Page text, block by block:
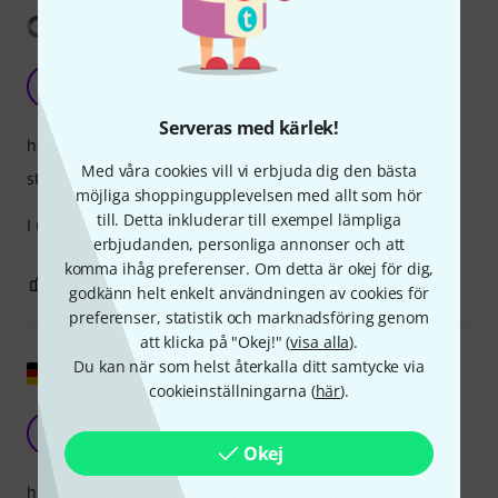
Serveras med kärlek!
Med våra cookies vill vi erbjuda dig den bästa
möjliga shoppingupplevelsen med allt som hör
till. Detta inkluderar till exempel lämpliga
erbjudanden, personliga annonser och att
komma ihåg preferenser. Om detta är okej för dig,
godkänn helt enkelt användningen av cookies för
preferenser, statistik och marknadsföring genom
att klicka på "Okej!" (visa alla).
Du kan när som helst återkalla ditt samtycke via
cookieinställningarna (här).
Okej
I use it for my mixer its sturdy and amazing
hantverkskvalitet
stabilitet
Visa original
Mycket stabil och genomtänkt utformad
noisetom 06.10.2025
hantverkskvalitet